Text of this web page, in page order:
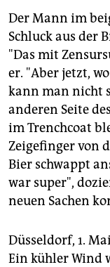
unterstützen
abo
genossenschaft
epaper login
Der Mann im
Schluck aus der
"Das mit
er. "Aber jetzt,
kann man nicht
anderen Seite
im Trenchcoat
Zeigefinger von
Bier schwappt
war super",
neuen Sachen
Düsseldorf, 1.
Ein kühler Wind